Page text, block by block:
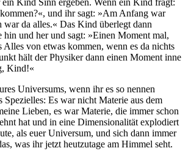
Kind Sinn ergeben. Wenn ein Kind fragt:
und ihr sagt: »Am Anfang war
da alles.« Das Kind überlegt dann
hin und her und sagt: »Einen Moment mal,
Alles von etwas kommen, wenn es da nichts
hält der Physiker dann einen Moment inne
Kind!«
Universums, wenn ihr es so nennen
Spezielles: Es war nicht Materie aus dem
Lieben, es war Materie, die immer schon
hat und in eine Dimensionalität explodiert
als euer Universum, und sich dann immer
was ihr jetzt heutzutage am Himmel seht.